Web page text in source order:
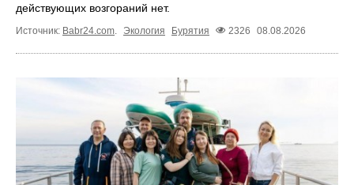
действующих возгораний нет.
Источник: Babr24.com. Экология Бурятия 2326 08.08.2026